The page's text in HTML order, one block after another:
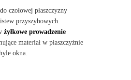
czołowej płaszczyzny
przyszybowych.
żyłkowe prowadzenie
materiał w płaszczyźnie
okna.